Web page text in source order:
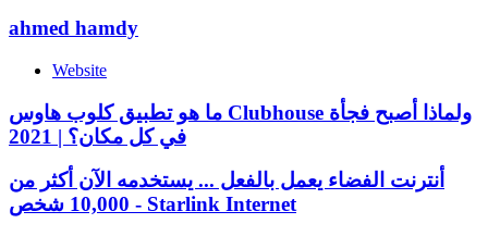
ahmed hamdy
Website
ما هو تطبيق كلوب هاوس Clubhouse ولماذا أصبح فجأة
في كل مكان؟ | 2021
أنترنت الفضاء يعمل بالفعل ... يستخدمه الآن أكثر من
10,000 شخص - Starlink Internet